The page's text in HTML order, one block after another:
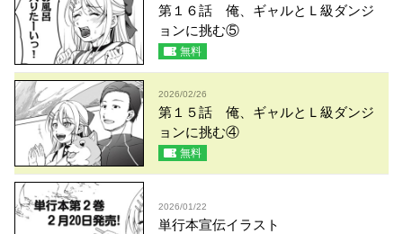
第１６話 俺、ギャルとＬ級ダンジ
ョンに挑む⑤
無料
2026/02/26
第１５話 俺、ギャルとＬ級ダンジ
ョンに挑む④
無料
2026/01/22
単行本宣伝イラスト